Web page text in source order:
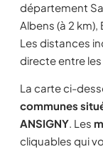
département
Albens (à 2 km),
Les distances
directe entre
La carte ci-
communes
ANSIGNY. Les
cliquables qui